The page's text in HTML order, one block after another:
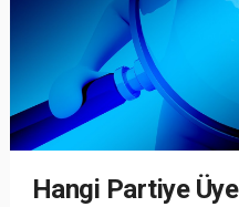
Hangi Partiye